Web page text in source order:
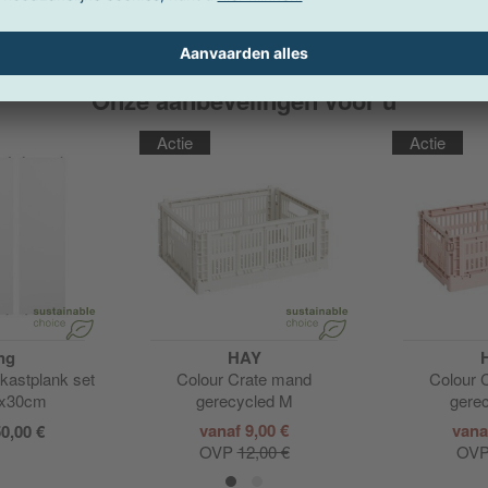
Onze aanbevelingen voor u
set
€
Actie
HAY
Colour Crate mand
gerecycled M
vanaf 9,00 €
OVP12,00 €
Actie
Colour